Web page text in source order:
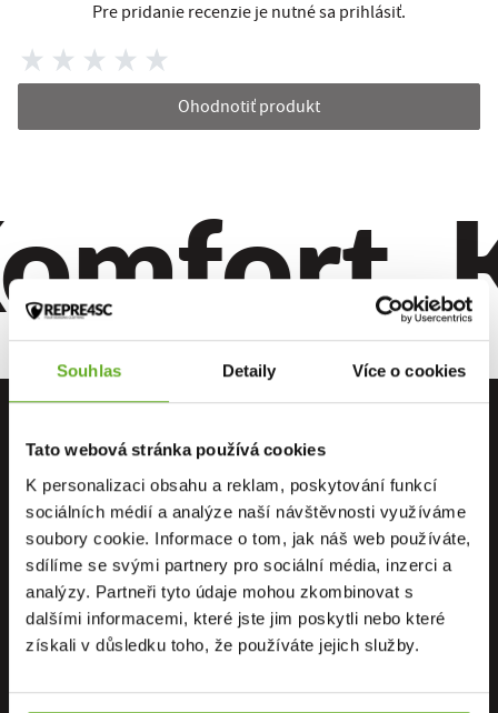
Souhlas Detaily Více o cookies
Tato webová stránka používá cookies
K personalizaci obsahu a reklam, poskytování funkcí
sociálních médií a analýze naší návštěvnosti využíváme
soubory cookie. Informace o tom, jak náš web používáte,
sdílíme se svými partnery pro sociální média, inzerci a
analýzy. Partneři tyto údaje mohou zkombinovat s
dalšími informacemi, které jste jim poskytli nebo které
získali v důsledku toho, že používáte jejich služby.
Pre pridanie recenzie je nutné sa prihlásiť.
Ohodnotiť produkt
PRIAMO OD
VÝROBCU
OSOBNÝ
ODBER
DOPRAVA
ZADARMO
RÝCHLE
ZÁRUKA
RECENZIE